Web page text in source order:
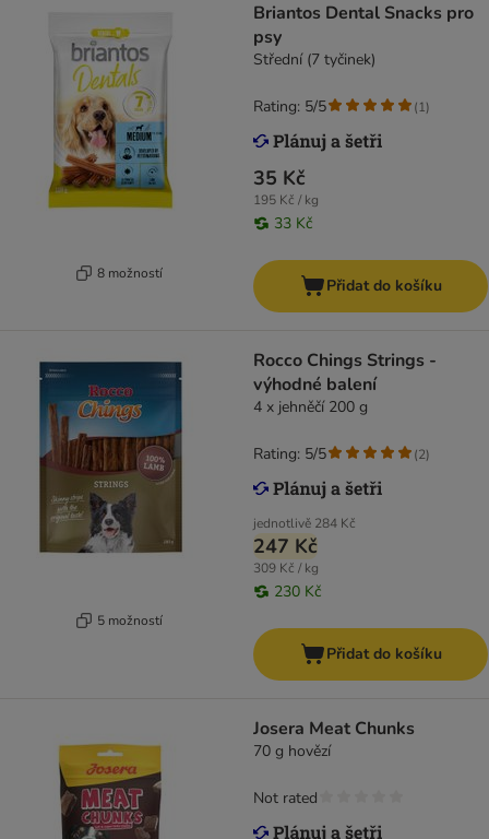
8 možností
Briantos Dental Snacks pro
psy
Střední (7 tyčinek)
35 Kč
195 Kč / kg
33 Kč
Rating: 5/5 (1)
Přidat do košíku
5 možností
Rocco Chings Strings -
výhodné balení
4 x jehněčí 200 g
jednotlivě 284 Kč
247 Kč
309 Kč / kg
230 Kč
Rating: 5/5 (2)
Přidat do košíku
Josera Meat Chunks
70 g hovězí
Not rated